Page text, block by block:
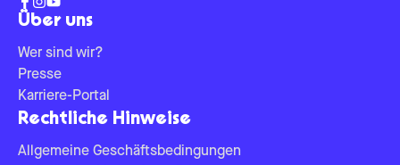
Über uns
Wer sind wir?
Presse
Karriere-Portal
Rechtliche Hinweise
Allgemeine Geschäftsbedingungen